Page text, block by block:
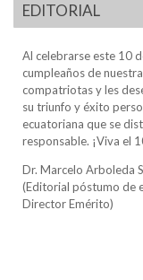
EDITORIAL
Al celebrarse este 10
cumpleaños de
compatriotas y les
su triunfo y éxito
ecuatoriana que se
responsable. ¡Viva el
Dr. Marcelo Arboleda
(Editorial póstumo de
Director Emérito)